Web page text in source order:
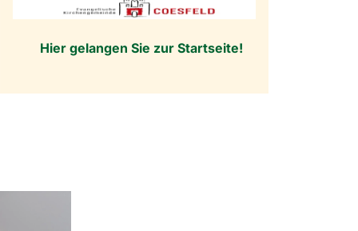
Hier gelangen Sie zur Startseite!